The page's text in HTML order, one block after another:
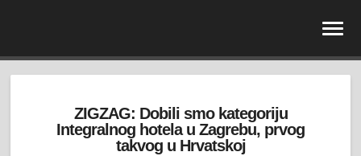
ZIGZAG: Dobili smo kategoriju
Integralnog hotela u Zagrebu, prvog
takvog u Hrvatskoj